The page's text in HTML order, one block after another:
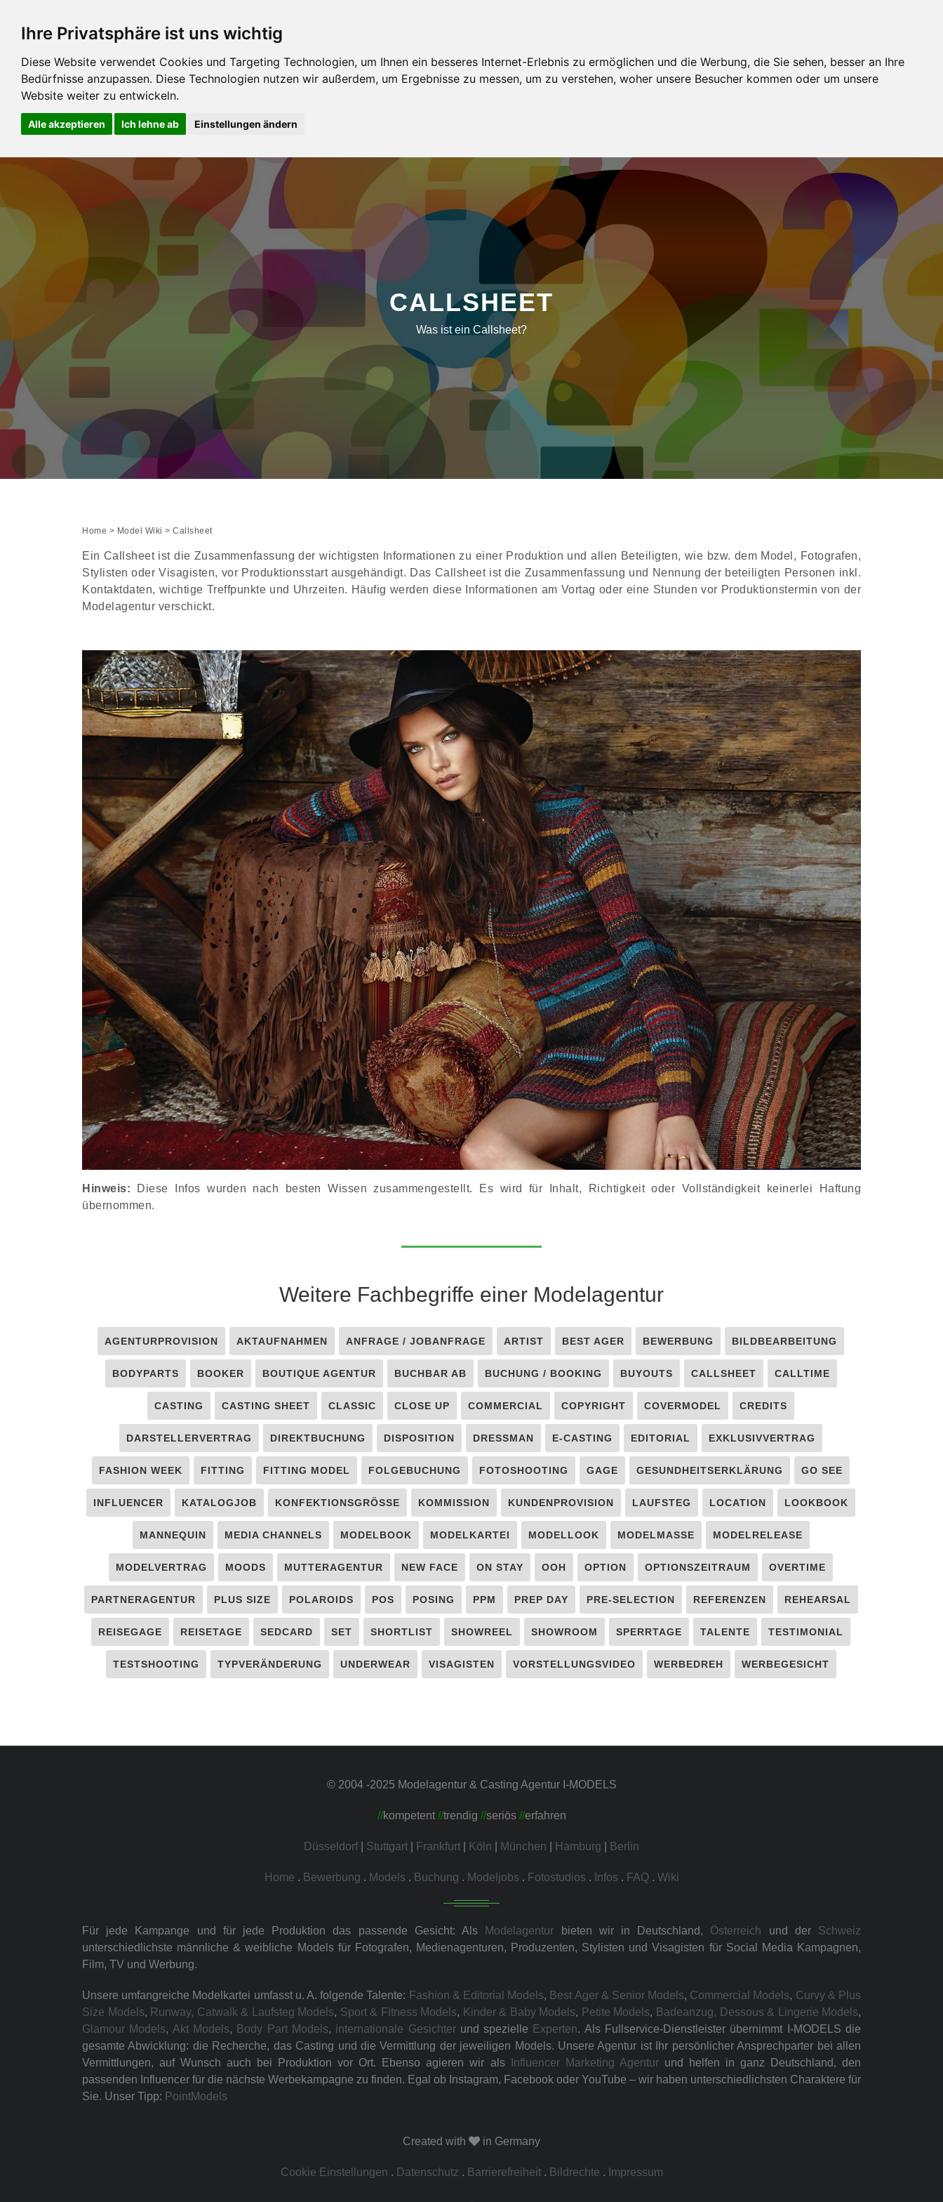
Ihre Privatsphäre ist uns wichtig
Diese Website verwendet Cookies und Targeting Technologien, um Ihnen ein besseres Internet-Erlebnis zu ermöglichen und die Werbung, die Sie sehen, besser an Ihre
Bedürfnisse anzupassen. Diese Technologien nutzen wir außerdem, um Ergebnisse zu messen, um zu verstehen, woher unsere Besucher kommen oder um unsere
Website weiter zu entwickeln.
Alle akzeptieren Ich lehne ab Einstellungen ändern
CALLSHEET
Was ist ein Callsheet?
Home > Model Wiki > Callsheet
Ein Callsheet ist die Zusammenfassung der wichtigsten Informationen zu einer Produktion und allen Beteiligten, wie bzw. dem Model, Fotografen,
Stylisten oder Visagisten, vor Produktionsstart ausgehändigt. Das Callsheet ist die Zusammenfassung und Nennung der beteiligten Personen inkl.
Kontaktdaten, wichtige Treffpunkte und Uhrzeiten. Häufig werden diese Informationen am Vortag oder eine Stunden vor Produktionstermin von der
Modelagentur verschickt.
Hinweis: Diese Infos wurden nach besten Wissen zusammengestellt. Es wird für Inhalt, Richtigkeit oder Vollständigkeit keinerlei Haftung
übernommen.
Weitere Fachbegriffe einer Modelagentur
AGENTURPROVISION AKTAUFNAHMEN ANFRAGE / JOBANFRAGE ARTIST BEST AGER BEWERBUNG BILDBEARBEITUNG
BODYPARTS BOOKER BOUTIQUE AGENTUR BUCHBAR AB BUCHUNG / BOOKING BUYOUTS CALLSHEET CALLTIME
CASTING CASTING SHEET CLASSIC CLOSE UP COMMERCIAL COPYRIGHT COVERMODEL CREDITS
DARSTELLERVERTRAG DIREKTBUCHUNG DISPOSITION DRESSMAN E-CASTING EDITORIAL EXKLUSIVVERTRAG
FASHION WEEK FITTING FITTING MODEL FOLGEBUCHUNG FOTOSHOOTING GAGE GESUNDHEITSERKLÄRUNG GO SEE
INFLUENCER KATALOGJOB KONFEKTIONSGRÖSSE KOMMISSION KUNDENPROVISION LAUFSTEG LOCATION LOOKBOOK
MANNEQUIN MEDIA CHANNELS MODELBOOK MODELKARTEI MODELLOOK MODELMASSE MODELRELEASE
MODELVERTRAG MOODS MUTTERAGENTUR NEW FACE ON STAY OOH OPTION OPTIONSZEITRAUM OVERTIME
PARTNERAGENTUR PLUS SIZE POLAROIDS POS POSING PPM PREP DAY PRE-SELECTION REFERENZEN REHEARSAL
REISEGAGE REISETAGE SEDCARD SET SHORTLIST SHOWREEL SHOWROOM SPERRTAGE TALENTE TESTIMONIAL
TESTSHOOTING TYPVERÄNDERUNG UNDERWEAR VISAGISTEN VORSTELLUNGSVIDEO WERBEDREH WERBEGESICHT
© 2004 -2025 Modelagentur & Casting Agentur I-MODELS
//kompetent //trendig //seriös //erfahren
Düsseldorf| Stuttgart Frankfurt Köln München Hamburg Berlin
Home . Bewerbung . Models . Buchung . Modeljobs . Fotostudios . Infos . FAQ. Wiki
Für jede Kampange und für jede Produktion das passende Gesicht: Als Modelagentur bieten wir in Deutschland, Österreich und der Schweiz
unterschiedlichste männliche & weibliche Models für Fotografen, Medienagenturen, Produzenten, Stylisten und Visagisten für Social Media Kampagnen,
Film, TV und Werbung.
Unsere umfangreiche Modelkartei umfasst u. A. folgende Talente: Fashion & Editorial Models, Best Ager & Senior Models, Commercial Models, Curvy & Plus
Size Models, Runway, Catwalk & Laufsteg Models, Sport & Fitness Models, Kinder & Baby Models, Petite Models, Badeanzug, Dessous & Lingerie Models,
Glamour Models, Akt Models, Body Part Models, internationale Gesichterund spezielle Experten. Als Fullservice-Dienstleister übernimmt I-MODELS die
gesamte Abwicklung: die Recherche, das Casting und die Vermittlung der jeweiligen Models. Unsere Agentur ist Ihr persönlicher Ansprechparter bei allen
Vermittlungen, auf Wunsch auch bei Produktion vor Ort. Ebenso agieren wir als
Influencer Marketing Agenturund helfen in ganz Deutschland, den
passenden Influencer für die nächste Werbekampagne zu finden. Egal ob Instagram, Facebook oder YouTube – wir haben unterschiedlichsten Charaktere für
Sie. Unser Tipp: PointModels
Created with in Germany
Cookie Einstellungen . Datenschutz . Barrierefreiheit. Bildrechte . Impressum